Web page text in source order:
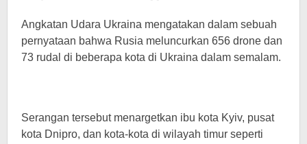
Angkatan Udara Ukraina mengatakan dalam sebuah
pernyataan bahwa Rusia meluncurkan 656 drone dan
73 rudal di beberapa kota di Ukraina dalam semalam.
Serangan tersebut menargetkan ibu kota Kyiv, pusat
kota Dnipro, dan kota-kota di wilayah timur seperti